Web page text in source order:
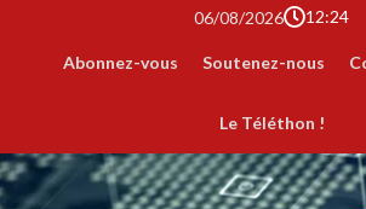
06/08/2026 12:24
Abonnez-vous Soutenez-nous
Le Téléthon !